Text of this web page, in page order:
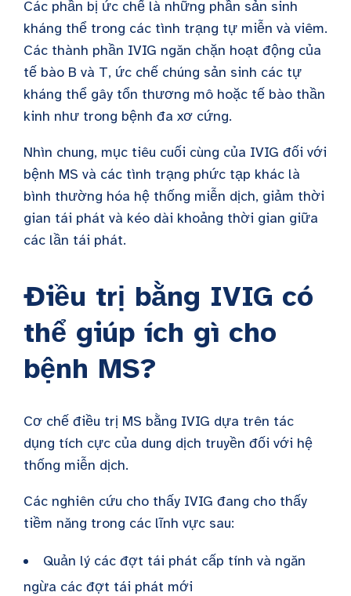
Các phần bị ức chế là những phần sản sinh
kháng thể trong các tình trạng tự miễn và viêm.
Các thành phần IVIG ngăn chặn hoạt động của
tế bào B và T, ức chế chúng sản sinh các tự
kháng thể gây tổn thương mô hoặc tế bào thần
kinh như trong bệnh đa xơ cứng.
Nhìn chung, mục tiêu cuối cùng của IVIG đối với
bệnh MS và các tình trạng phức tạp khác là
bình thường hóa hệ thống miễn dịch, giảm thời
gian tái phát và kéo dài khoảng thời gian giữa
các lần tái phát.
Điều trị bằng IVIG có
thể giúp ích gì cho
bệnh MS?
Cơ chế điều trị MS bằng IVIG dựa trên tác
dụng tích cực của dung dịch truyền đối với hệ
thống miễn dịch.
Các nghiên cứu cho thấy IVIG đang cho thấy
tiềm năng trong các lĩnh vực sau:
Quản lý các đợt tái phát cấp tính và ngăn
ngừa các đợt tái phát mới